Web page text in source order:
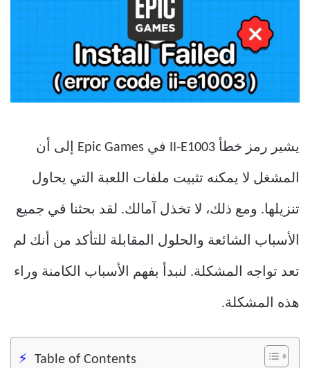
يشير رمز خطأ II-E1003 في Epic Games إلى أن
المشغل لا يمكنه تثبيت ملفات اللعبة التي يحاول
تنزيلها. ومع ذلك، لا تخذل آمالك. لقد بحثنا في جميع
الأسباب الشائعة والحلول المقابلة للتأكد من أنك لم
تعد تواجه المشكلة. لنبدأ بفهم الأسباب الكامنة وراء
هذه المشكلة.
Table of Contents